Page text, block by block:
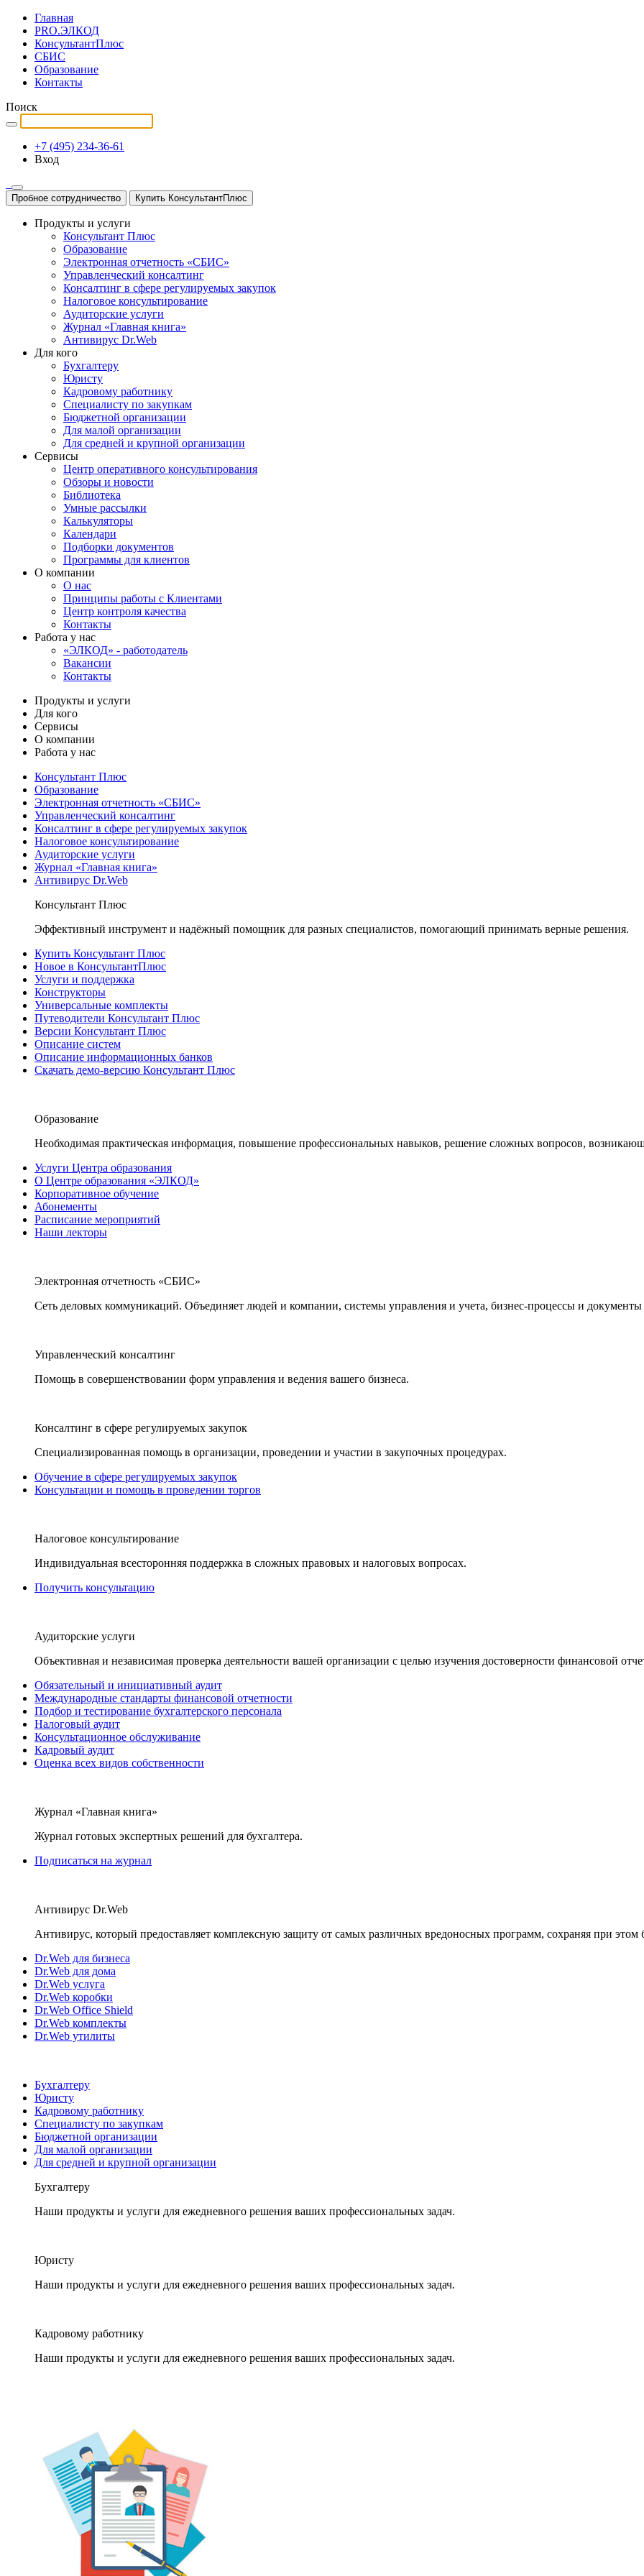
Главная
PRO.ЭЛКОД
КонсультантПлюс
СБИС
Образование
Контакты
Поиск
+7 (495) 234-36-61
Вход
Пробное сотрудничество Купить КонсультантПлюс
Продукты и услуги
Консультант Плюс
Образование
Электронная отчетность «СБИС»
Управленческий консалтинг
Консалтинг в сфере регулируемых закупок
Налоговое консультирование
Аудиторские услуги
Журнал «Главная книга»
Антивирус Dr.Web
Для кого
Бухгалтеру
Юристу
Кадровому работнику
Специалисту по закупкам
Бюджетной организации
Для малой организации
Для средней и крупной организации
Сервисы
Центр оперативного консультирования
Обзоры и новости
Библиотека
Умные рассылки
Калькуляторы
Календари
Подборки документов
Программы для клиентов
О компании
О нас
Принципы работы с Клиентами
Центр контроля качества
Контакты
Работа у нас
«ЭЛКОД» - работодатель
Вакансии
Контакты
Продукты и услуги
Для кого
Сервисы
О компании
Работа у нас
Консультант Плюс
Образование
Электронная отчетность «СБИС»
Управленческий консалтинг
Консалтинг в сфере регулируемых закупок
Налоговое консультирование
Аудиторские услуги
Журнал «Главная книга»
Антивирус Dr.Web
Консультант Плюс
Эффективный инструмент и надёжный помощник для разных специалистов, помогающий принимать верные решения.
Купить Консультант Плюс
Новое в КонсультантПлюс
Услуги и поддержка
Конструкторы
Универсальные комплекты
Путеводители Консультант Плюс
Версии Консультант Плюс
Описание систем
Описание информационных банков
Скачать демо-версию Консультант Плюс
Образование
Необходимая практическая информация, повышение профессиональных навыков, решение сложных вопросов,
Услуги Центра образования
О Центре образования «ЭЛКОД»
Корпоративное обучение
Абонементы
Расписание мероприятий
Наши лекторы
Электронная отчетность «СБИС»
Сеть деловых коммуникаций. Объединяет людей и компании, системы управления и учета, бизнес-процессы и документы
Управленческий консалтинг
Помощь в совершенствовании форм управления и ведения вашего бизнеса.
Консалтинг в сфере регулируемых закупок
Специализированная помощь в организации, проведении и участии в закупочных процедурах.
Обучение в сфере регулируемых закупок
Консультации и помощь в проведении торгов
Налоговое консультирование
Индивидуальная всесторонняя поддержка в сложных правовых и налоговых вопросах.
Получить консультацию
Аудиторские услуги
Объективная и независимая проверка деятельности вашей организации с целью изучения достоверности финансовой
Обязательный и инициативный аудит
Международные стандарты финансовой отчетности
Подбор и тестирование бухгалтерского персонала
Налоговый аудит
Консультационное обслуживание
Кадровый аудит
Оценка всех видов собственности
Журнал «Главная книга»
Журнал готовых экспертных решений для бухгалтера.
Подписаться на журнал
Антивирус Dr.Web
Антивирус, который предоставляет комплексную защиту от самых различных вредоносных программ, сохраняя при этом
Dr.Web для бизнеса
Dr.Web для дома
Dr.Web услуга
Dr.Web коробки
Dr.Web Office Shield
Dr.Web комплекты
Dr.Web утилиты
Бухгалтеру
Юристу
Кадровому работнику
Специалисту по закупкам
Бюджетной организации
Для малой организации
Для средней и крупной организации
Бухгалтеру
Наши продукты и услуги для ежедневного решения ваших профессиональных задач.
Юристу
Наши продукты и услуги для ежедневного решения ваших профессиональных задач.
Кадровому работнику
Наши продукты и услуги для ежедневного решения ваших профессиональных задач.